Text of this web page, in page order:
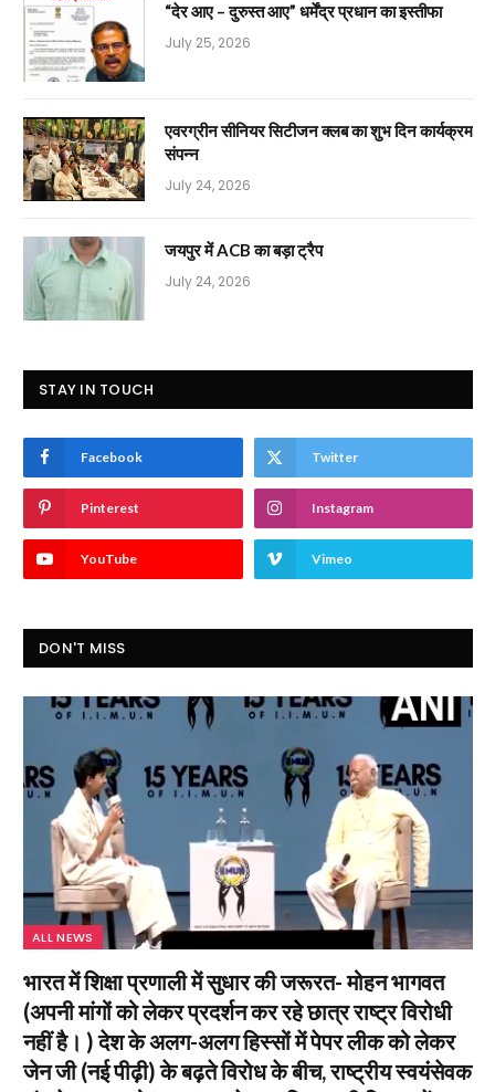
“देर आए – दुरुस्त आए” धर्मेंद्र प्रधान का इस्तीफा
July 25, 2026
एवरग्रीन सीनियर सिटीजन क्लब का शुभ दिन कार्यक्रम
संपन्न
July 24, 2026
जयपुर में ACB का बड़ा ट्रैप
July 24, 2026
STAY IN TOUCH
Facebook Twitter
Pinterest Instagram
YouTube Vimeo
DON'T MISS
ALL NEWS
भारत में शिक्षा प्रणाली में सुधार की जरूरत- मोहन भागवत
(अपनी मांगों को लेकर प्रदर्शन कर रहे छात्र राष्ट्र विरोधी
नहीं है। ) देश के अलग-अलग हिस्सों में पेपर लीक को लेकर
जेन जी (नई पीढ़ी) के बढ़ते विरोध के बीच, राष्ट्रीय स्वयंसेवक